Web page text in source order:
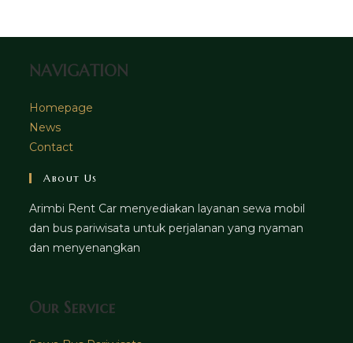
NAVIGATION
Homepage
News
Contact
About Us
Arimbi Rent Car menyediakan layanan sewa mobil
dan bus pariwisata untuk perjalanan yang nyaman
dan menyenangkan
Our Service